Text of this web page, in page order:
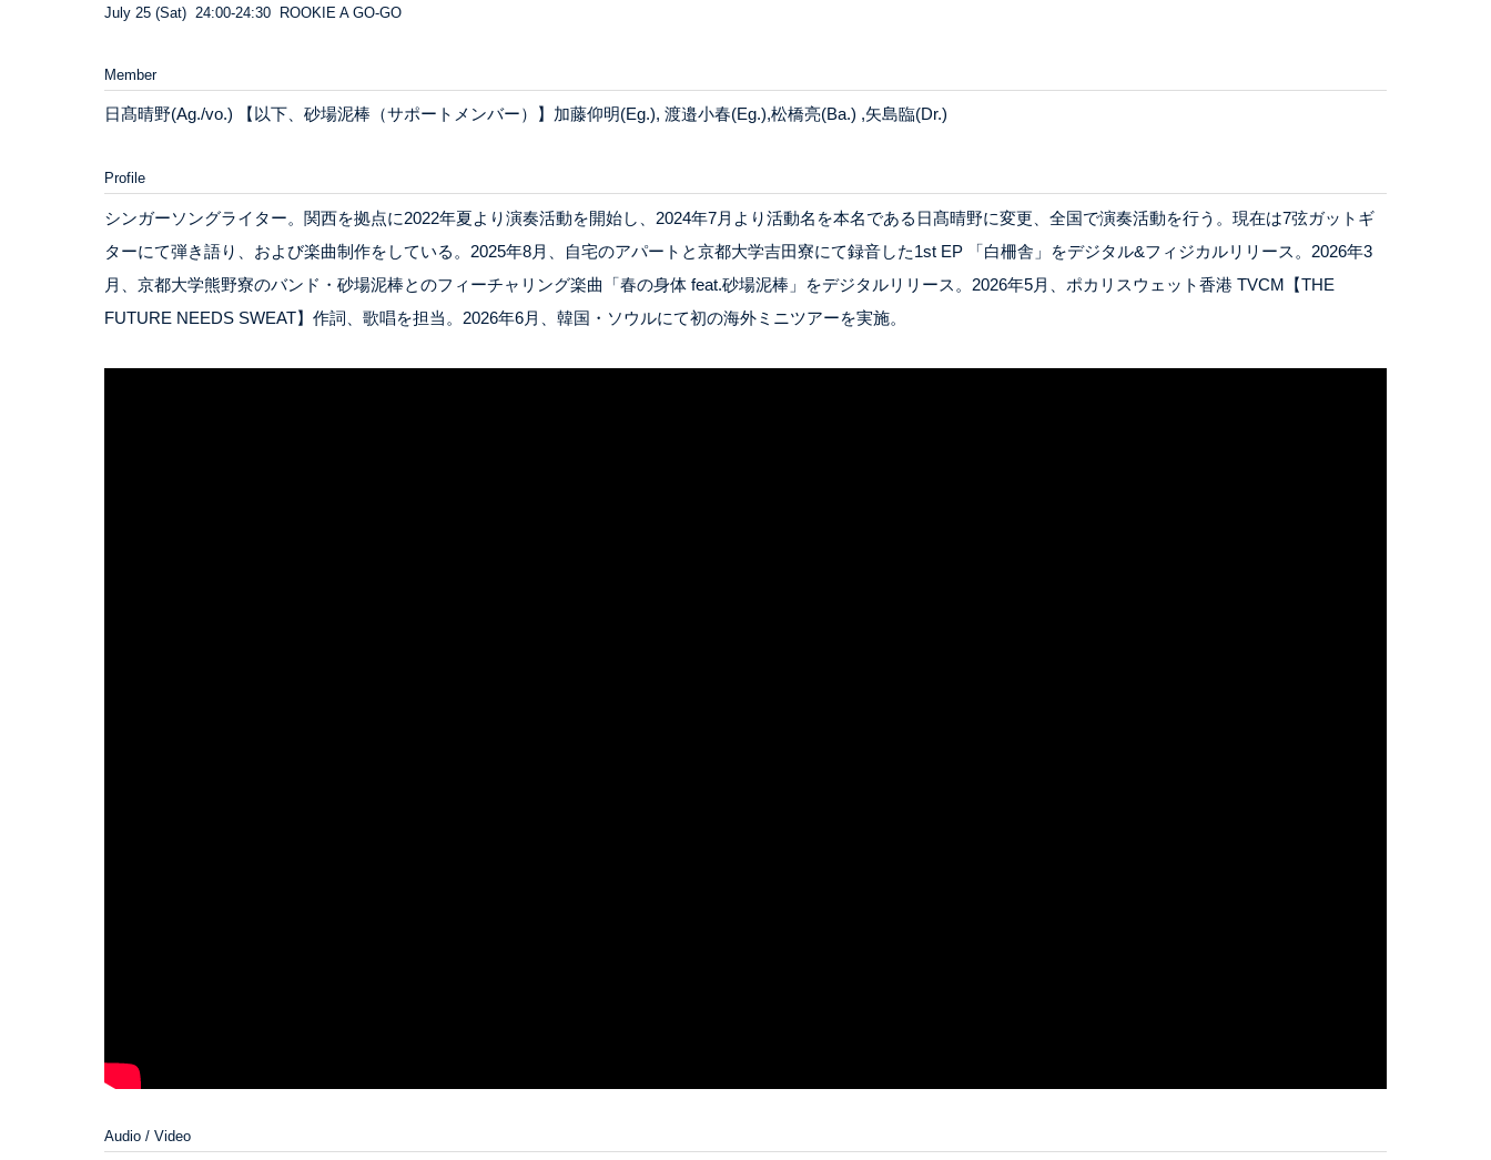
July 25 (Sat) 24:00-24:30 ROOKIE A GO-GO
Member
日髙晴野(Ag./vo.) 【以下、砂場泥棒（サポートメンバー）】加藤仰明(Eg.), 渡邉小春(Eg.),松橋亮(Ba.) ,矢島臨(Dr.)
Profile
シンガーソングライター。関西を拠点に2022年夏より演奏活動を開始し、2024年7月より活動名を本名である日髙晴野に変更、全国で演奏活動を行う。現在は7弦ガットギ
ターにて弾き語り、および楽曲制作をしている。2025年8月、自宅のアパートと京都大学吉田寮にて録音した1st EP 「白柵舎」をデジタル&フィジカルリリース。2026年3
月、京都大学熊野寮のバンド・砂場泥棒とのフィーチャリング楽曲「春の身体 feat.砂場泥棒」をデジタルリリース。2026年5月、ポカリスウェット香港 TVCM【THE
FUTURE NEEDS SWEAT】作詞、歌唱を担当。2026年6月、韓国・ソウルにて初の海外ミニツアーを実施。
Audio / Video